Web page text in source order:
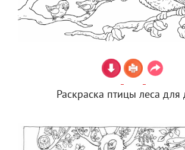
Раскраска птицы леса для